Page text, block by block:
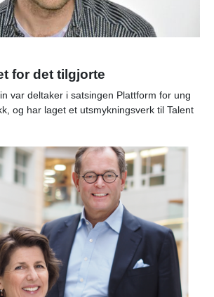
for det tilgjorte
var deltaker i satsingen Plattform for ung
og har laget et utsmykningsverk til Talent